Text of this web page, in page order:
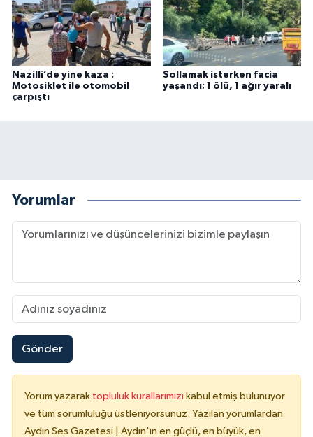
Nazilli’de yine kaza :
Motosiklet ile otomobil
çarpıştı
Sollamak isterken facia
yaşandı; 1 ölü, 1 ağır yaralı
Yorumlar
Gönder
Yorum yazarak topluluk kurallarımızı kabul etmiş bulunuyor
ve tüm sorumluluğu üstleniyorsunuz. Yazılan yorumlardan
Aydın Ses Gazetesi | Aydın'ın en güçlü, en büyük, en